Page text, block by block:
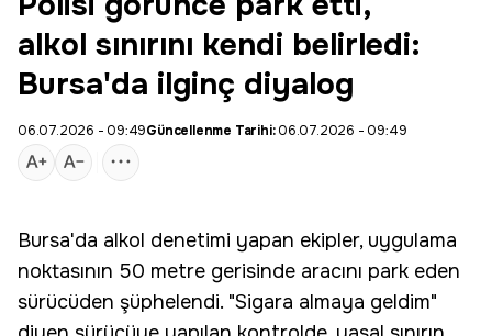
alkol sınırını kendi belirledi:
Bursa'da ilginç diyalog
06.07.2026 - 09:49Güncellenme Tarihi:06.07.2026 - 09:49
Bursa'da alkol denetimi yapan ekipler, uygulama
noktasının 50 metre gerisinde aracını park eden
sürücüden şüphelendi. "Sigara almaya geldim"